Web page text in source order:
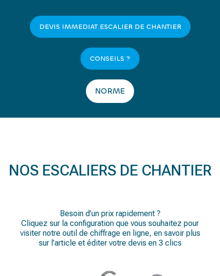
DEVIS IMMEDIAT ESCALIER DE CHANTIER
CONSEILS ?
NORME
NOS ESCALIERS DE CHANTIER
Besoin d’un prix rapidement ?
Cliquez sur la configuration que vous souhaitez pour
visiter notre outil de chiffrage en ligne, en savoir plus
sur l’article et éditer votre devis en 3 clics